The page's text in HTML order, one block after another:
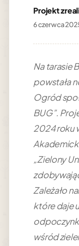
Projekt
6 czerwca
Na tarasie
powstała
Ogród
BUG”.
2024 roku
„Zielony
Zależało
które daje
wśród